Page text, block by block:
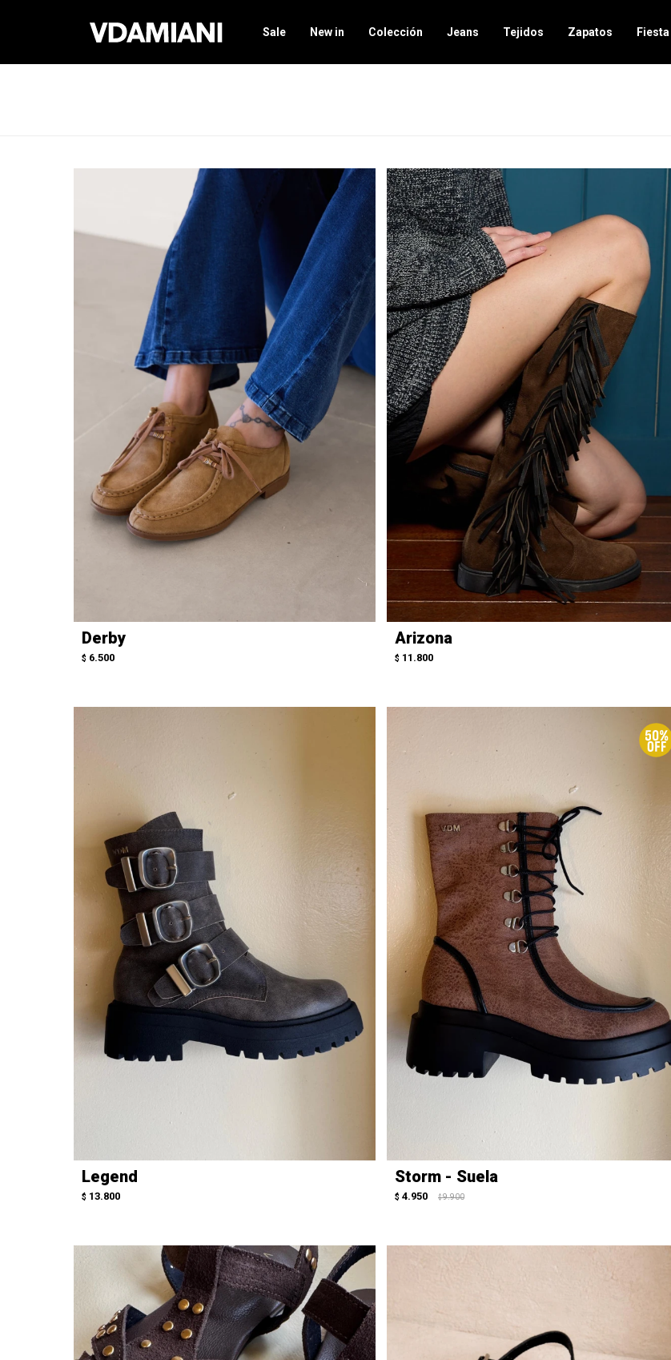
Sale New in Colección Jeans Tejidos Zapatos Fiesta
Derby
$ 6.500
Arizona
$ 11.800
Legend
$ 13.800
Storm - Suela
$ 4.950 $ 9.900